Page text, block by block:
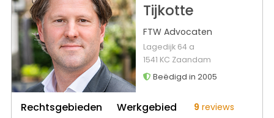
Tijkotte
FTW Advocaten
Lagedijk 64 a
1541 KC Zaandam
Beëdigd in 2005
Rechtsgebieden Werkgebied 9 reviews